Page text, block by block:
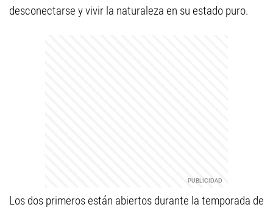
desconectarse y vivir la naturaleza en su estado puro.
Los dos primeros están abiertos durante la temporada de